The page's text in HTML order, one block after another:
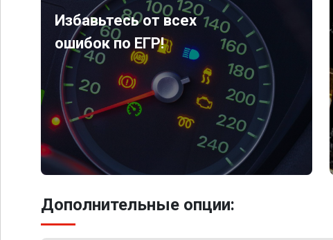
Избавьтесь от всех
ошибок по ЕГР!
Дополнительные опции: